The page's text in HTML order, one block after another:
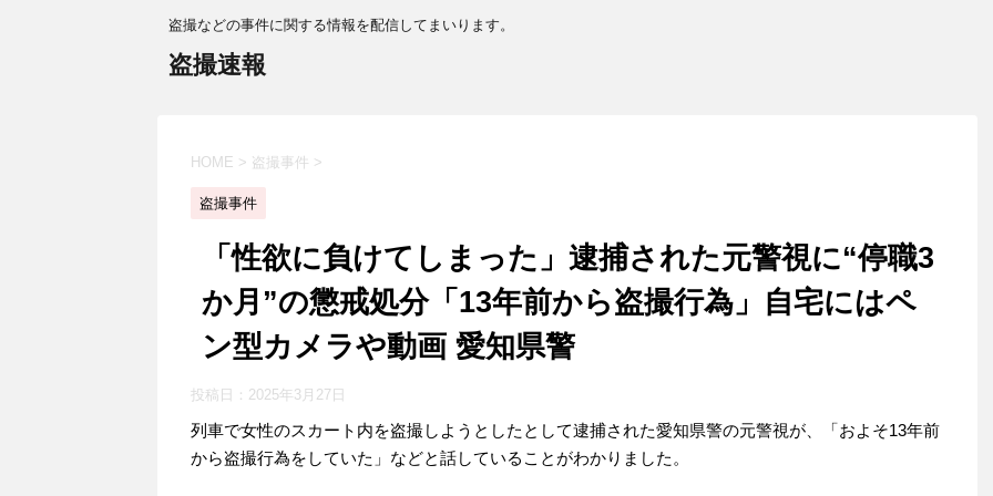
盗撮などの事件に関する情報を配信してまいります。
盗撮速報
HOME > 盗撮事件 >
盗撮事件
「性欲に負けてしまった」逮捕された元警視に“停職3
か月”の懲戒処分「13年前から盗撮行為」自宅にはペ
ン型カメラや動画 愛知県警
投稿日： 2025年3月27日
列車で女性のスカート内を盗撮しようとしたとして逮捕された愛知県警の元警視が、「およそ13年前
から盗撮行為をしていた」などと話していることがわかりました。